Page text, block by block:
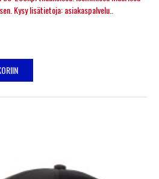
Kysy lisätietoja: asiakaspalvelu..